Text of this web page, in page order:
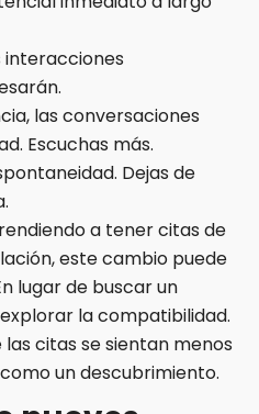
interacciones
las conversaciones
Escuchas más.
Dejas de
a tener citas de
este cambio puede
lugar de buscar un
la compatibilidad.
citas se sientan menos
un descubrimiento.